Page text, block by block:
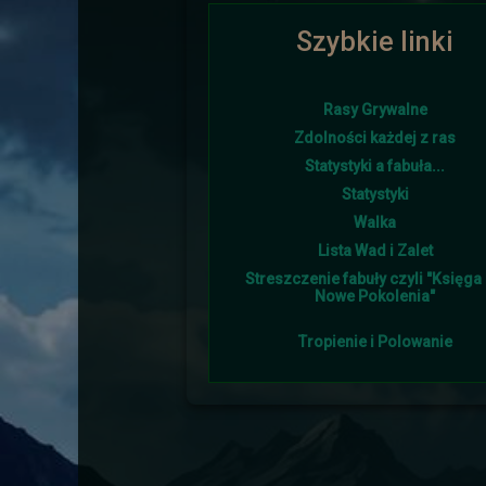
Ponownie i w tym roku lato
Śniegu napadało w
Burmistrz otrzymał od
Szybkie linki
Rasy Grywalne
Zdolności każdej z ras
Statystyki a fabuła...
Statystyki
Walka
Lista Wad i Zalet
Streszczenie fabuły czyli "Księga
Nowe Pokolenia"
Tropienie i Polowanie